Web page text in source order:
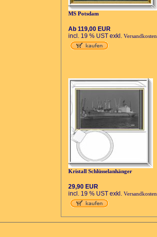
MS Potsdam
Ab 119,00 EUR
incl. 19 % UST exkl. Versandkosten
Kristall Schlüsselanhänger
29,90 EUR
incl. 19 % UST exkl. Versandkosten